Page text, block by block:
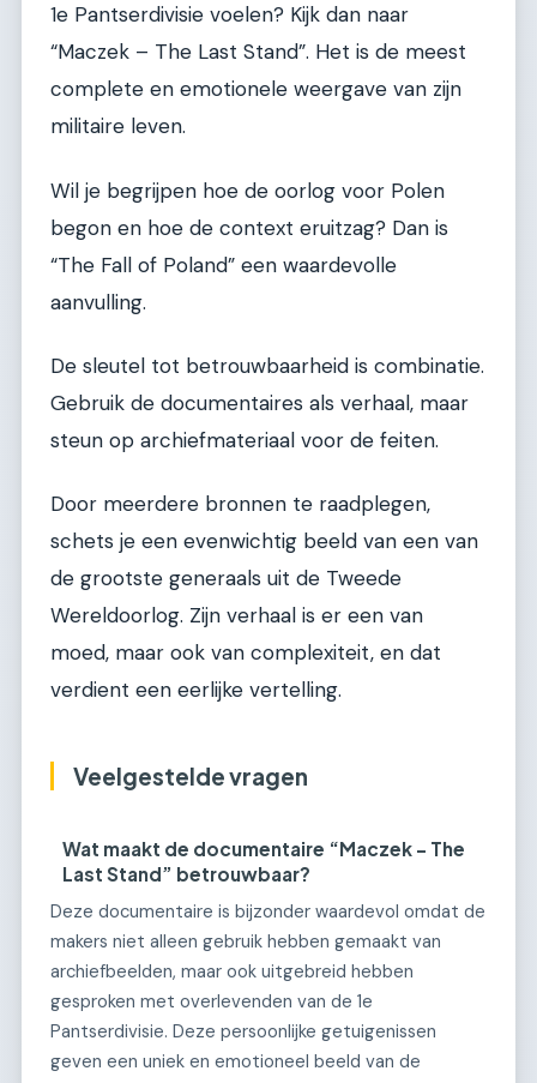
1e Pantserdivisie voelen? Kijk dan naar
“Maczek – The Last Stand”. Het is de meest
complete en emotionele weergave van zijn
militaire leven.
Wil je begrijpen hoe de oorlog voor Polen
begon en hoe de context eruitzag? Dan is
“The Fall of Poland” een waardevolle
aanvulling.
De sleutel tot betrouwbaarheid is combinatie.
Gebruik de documentaires als verhaal, maar
steun op archiefmateriaal voor de feiten.
Door meerdere bronnen te raadplegen,
schets je een evenwichtig beeld van een van
de grootste generaals uit de Tweede
Wereldoorlog. Zijn verhaal is er een van
moed, maar ook van complexiteit, en dat
verdient een eerlijke vertelling.
Veelgestelde vragen
Wat maakt de documentaire “Maczek – The
Last Stand” betrouwbaar?
Deze documentaire is bijzonder waardevol omdat de
makers niet alleen gebruik hebben gemaakt van
archiefbeelden, maar ook uitgebreid hebben
gesproken met overlevenden van de 1e
Pantserdivisie. Deze persoonlijke getuigenissen
geven een uniek en emotioneel beeld van de